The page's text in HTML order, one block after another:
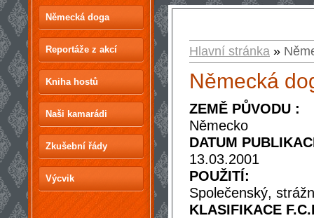
Německá doga
Reportáže z akcí
Kniha hostů
Naši kamarádi
Zkušební řády
Výcvik
Hlavní stránka »
Německá
ZEMĚ PŮVODU :
Německo
DATUM
13.03.2001
POUŽITÍ:
Společenský,
KLASIFIKACE